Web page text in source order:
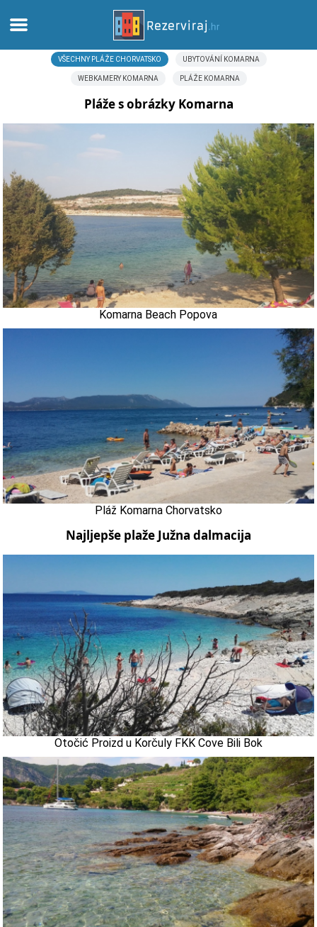
Turistické informace
Pláže
Webkamery
Seznamte se s Chorvatskem
Muzea
VŠECHNY PLÁŽE CHORVATSKO UBYTOVÁNÍ KOMARNA
WEBKAMERY KOMARNA PLÁŽE KOMARNA
Pláže s obrázky Komarna
Komarna Beach Popova
Pláž Komarna Chorvatsko
Najljepše plaže Južna dalmacija
Otočić Proizd u Korčuly FKK Cove Bili Bok